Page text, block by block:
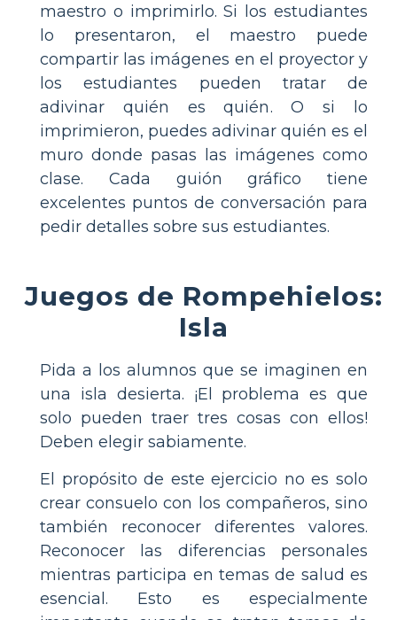
maestro o imprimirlo. Si los estudiantes
lo presentaron, el maestro puede
compartir las imágenes en el proyector y
los estudiantes pueden tratar de
adivinar quién es quién. O si lo
imprimieron, puedes adivinar quién es el
muro donde pasas las imágenes como
clase. Cada guión gráfico tiene
excelentes puntos de conversación para
pedir detalles sobre sus estudiantes.
Juegos de Rompehielos:
Isla
Pida a los alumnos que se imaginen en
una isla desierta. ¡El problema es que
solo pueden traer tres cosas con ellos!
Deben elegir sabiamente.
El propósito de este ejercicio no es solo
crear consuelo con los compañeros, sino
también reconocer diferentes valores.
Reconocer las diferencias personales
mientras participa en temas de salud es
esencial. Esto es especialmente